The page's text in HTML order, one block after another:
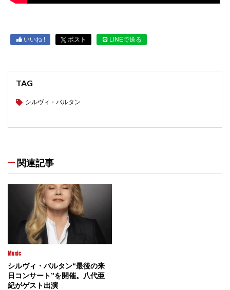
いいね ! ポスト LINEで送る
TAG
シルヴィ・バルタン
関連記事
Music
シルヴィ・バルタン“最後の来
日コンサート”を開催。八代亜
紀がゲスト出演